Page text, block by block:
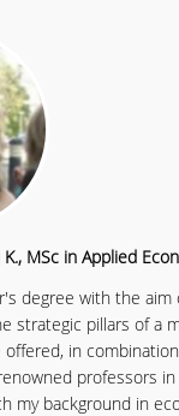
K., MSc in Applied
degree with the aim
strategic pillars of a
in
professors
my background in